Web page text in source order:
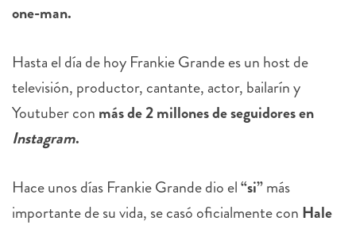
one-man.
Hasta el día de hoy Frankie Grande es un host de
televisión, productor, cantante, actor, bailarín y
Youtuber con más de 2 millones de seguidores en
Instagram.
Hace unos días Frankie Grande dio el“si”más
importante de su vida, se casó oficialmente con Hale